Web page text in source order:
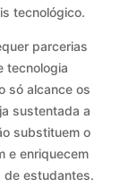
tecnológico.
parcerias
tecnologia
só alcance os
sustentada a
substituem o
e enriquecem
de estudantes.